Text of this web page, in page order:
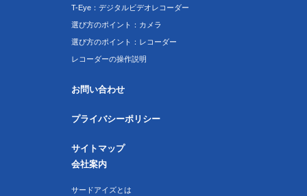
T-Eye：デジタルビデオレコーダー
選び方のポイント：カメラ
選び方のポイント：レコーダー
レコーダーの操作説明
お問い合わせ
プライバシーポリシー
サイトマップ
会社案内
サードアイズとは